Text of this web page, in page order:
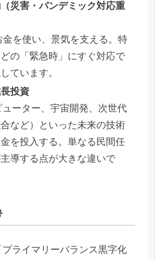
災害・パンデミック対応重
を使い、景気を支える。特
の「緊急時」にすぐ対応で
ています。
投資
ーター、宇宙開発、次世代
など）といった未来の技術
を投入する。単なる民間任
導する点が大きな違いで
ライマリーバランス黒字化